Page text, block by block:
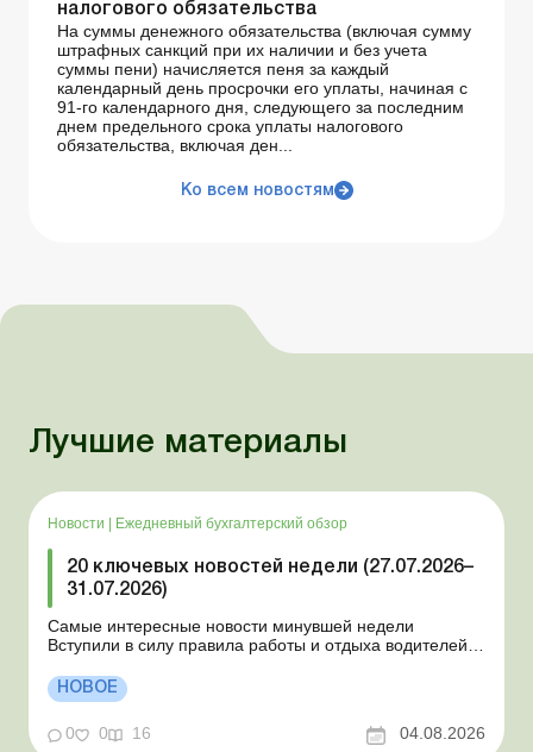
налогового обязательства
На суммы денежного обязательства (включая сумму
штрафных санкций при их наличии и без учета
суммы пени) начисляется пеня за каждый
календарный день просрочки его уплаты, начиная с
91-го календарного дня, следующего за последним
днем предельного срока уплаты налогового
обязательства, включая ден...
Ко всем новостям
Лучшие материалы
Новости Ежедневный бухгалтерский обзор
20 ключевых новостей недели (27.07.2026–
31.07.2026)
Самые интересные новости минувшей недели
Вступили в силу правила работы и отдыха водителей
положении Для сельхозпредприятий и ФЛП введены
новые разовые статистические формы Со 2 августа
изменяется порядок зачисления отдельных периодов
работы в стр...
НОВОЕ
0 0 16 04.08.2026